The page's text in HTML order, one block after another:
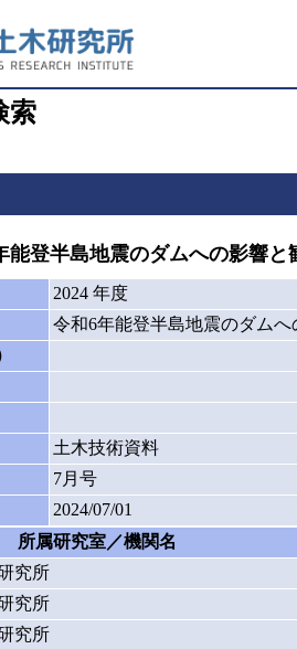
索
登半島地震のダムへの影響と
2024 年度
令和6年能登半島地震のダム
土木技術資料
7月号
2024/07/01
所属研究室／機関名
究所
究所
究所